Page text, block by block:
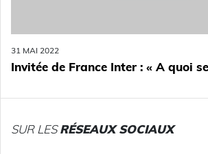
31 MAI 2022
Invitée de France Inter : « A quoi
SUR LESRÉSEAUX SOCIAUX